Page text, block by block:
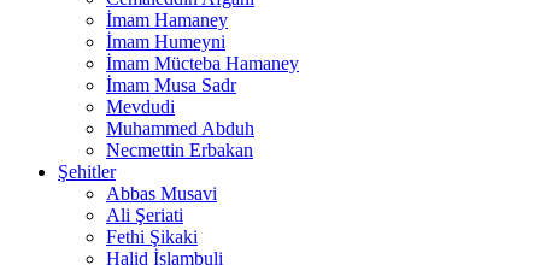
İmam Hamaney
İmam Humeyni
İmam Mücteba Hamaney
İmam Musa Sadr
Mevdudi
Muhammed Abduh
Necmettin Erbakan
Şehitler
Abbas Musavi
Ali Şeriati
Fethi Şikaki
Halid İslambuli